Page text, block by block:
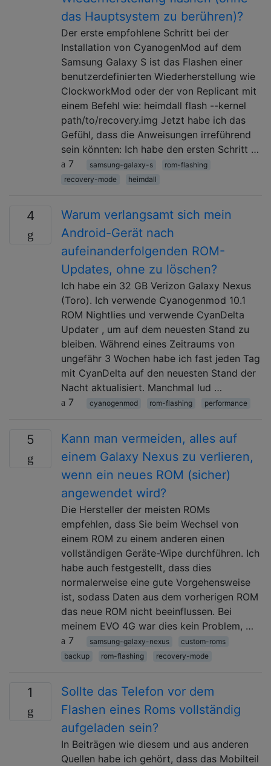
das Hauptsystem zu berühren)?
Der erste empfohlene Schritt bei der
Installation von CyanogenMod auf dem
Samsung Galaxy S ist das Flashen einer
benutzerdefinierten Wiederherstellung wie
ClockworkMod oder der von Replicant mit
einem Befehl wie: heimdall flash --kernel
path/to/recovery.img Jetzt habe ich das
Gefühl, dass die Anweisungen irreführend
sein könnten: Ich habe den ersten Schritt …
7
samsung-galaxy-s
rom-flashing
recovery-mode
heimdall
4
Warum verlangsamt sich mein
Android-Gerät nach
aufeinanderfolgenden ROM-
Updates, ohne zu löschen?
Ich habe ein 32 GB Verizon Galaxy Nexus
(Toro). Ich verwende Cyanogenmod 10.1
ROM Nightlies und verwende CyanDelta
Updater , um auf dem neuesten Stand zu
bleiben. Während eines Zeitraums von
ungefähr 3 Wochen habe ich fast jeden Tag
mit CyanDelta auf den neuesten Stand der
Nacht aktualisiert. Manchmal lud …
7
cyanogenmod rom-flashing performance
5
Kann man vermeiden, alles auf
einem Galaxy Nexus zu verlieren,
wenn ein neues ROM (sicher)
angewendet wird?
Die Hersteller der meisten ROMs
empfehlen, dass Sie beim Wechsel von
einem ROM zu einem anderen einen
vollständigen Geräte-Wipe durchführen. Ich
habe auch festgestellt, dass dies
normalerweise eine gute Vorgehensweise
ist, sodass Daten aus dem vorherigen ROM
das neue ROM nicht beeinflussen. Bei
meinem EVO 4G war dies kein Problem, …
7
samsung-galaxy-nexus
custom-roms
backup
rom-flashing recovery-mode
1
Sollte das Telefon vor dem
Flashen eines Roms vollständig
aufgeladen sein?
In Beiträgen wie diesem und aus anderen
Quellen habe ich gehört, dass das Mobilteil